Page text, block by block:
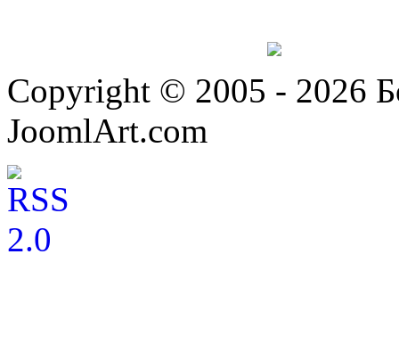
Copyright © 2005 - 2026
JoomlArt.com